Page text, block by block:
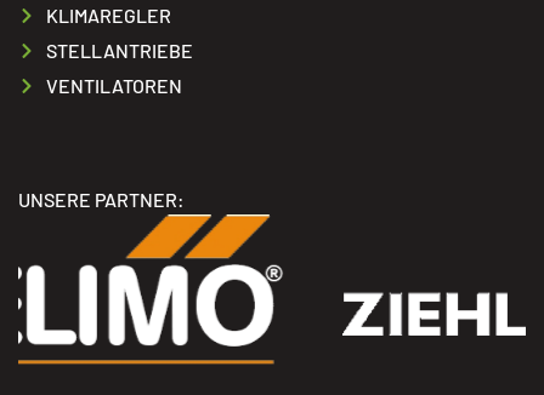
KLIMAREGLER
STELLANTRIEBE
VENTILATOREN
UNSERE PARTNER: